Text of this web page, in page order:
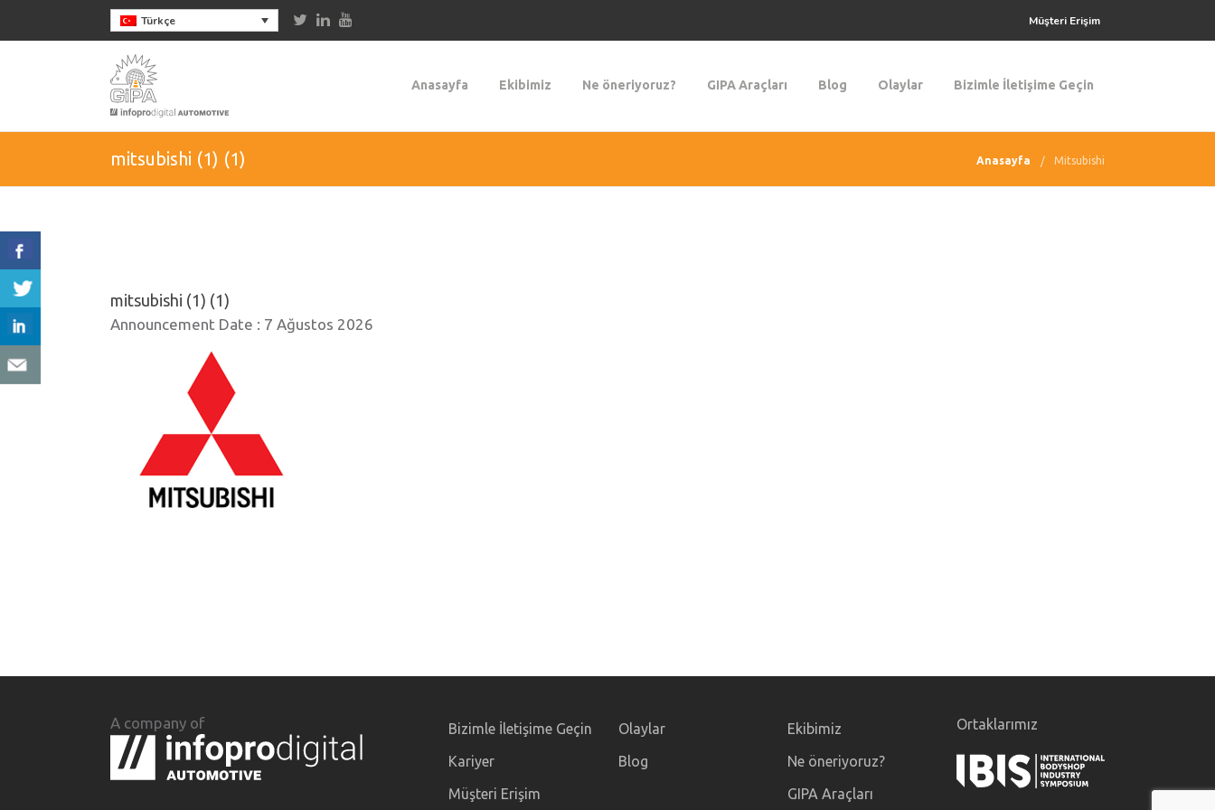
Türkçe Müşteri Erişim
Anasayfa Ekibimiz Ne öneriyoruz? GIPA Araçları Blog Olaylar Bizimle İletişime Geçin
mitsubishi (1) (1) Anasayfa Mitsubishi
mitsubishi (1) (1)
Announcement Date : 7 Ağustos 2026
A company of
Bizimle İletişime Geçin
Kariyer
Müşteri Erişim
Olaylar
Blog
Ekibimiz
Ne öneriyoruz?
GIPA Araçları
Ortaklarımız